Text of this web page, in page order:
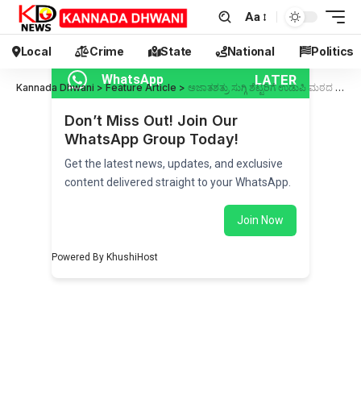
Aa
Local Crime State National Politics
Kannada Dhwani >Feature Article > ಅಜಾತಶತ್ರು ಸುಗ್ಗಿ ಶೆಟ್ಟರಿಗೆ ಉಡುಪಿ ಮಠದ ‘ವಿಕ್ರಮ’ ಗೌರವ
WhatsApp LATER
Don’t Miss Out! Join Our
WhatsApp Group Today!
Get the latest news, updates, and exclusive
content delivered straight to your WhatsApp.
Join Now
Powered By KhushiHost